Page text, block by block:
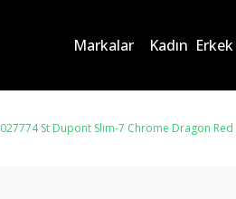
Markalar Kadın Erkek
027774 St Dupont Slim-7 Chrome Dragon Red